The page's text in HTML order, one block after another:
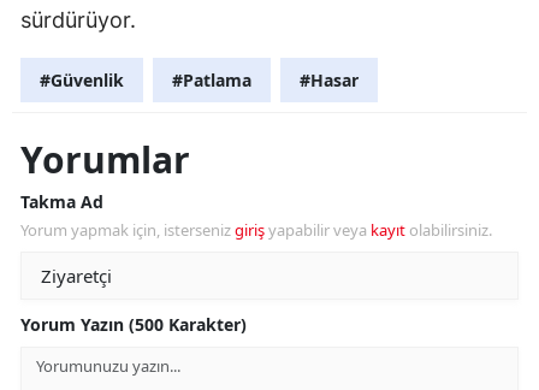
sürdürüyor.
#Güvenlik #Patlama #Hasar
Yorumlar
Takma Ad
Yorum yapmak için, istersenizgirişyapabilir veya kayıt olabilirsiniz.
Yorum Yazın (500 Karakter)